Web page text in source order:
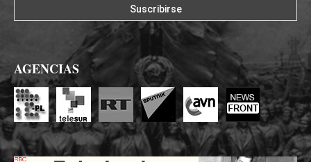
AGENCIAS